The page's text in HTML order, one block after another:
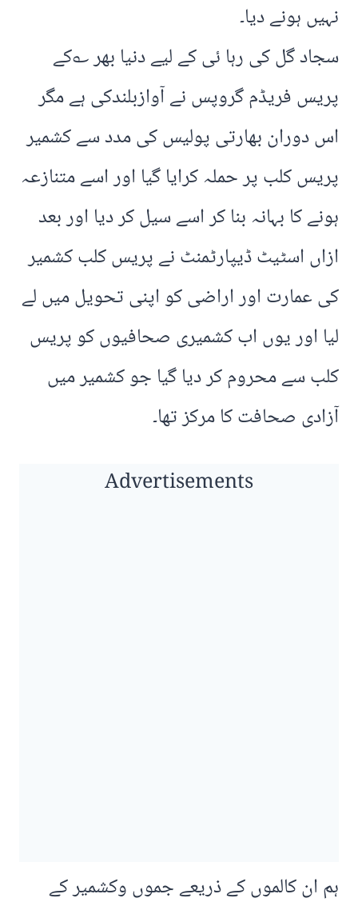
نہیں ہونے دیا۔
سجاد گل کی رہا ئی کے لیے دنیا بھر ؎کے
پریس فریڈم گروپس نے آوازبلندکی ہے مگر
اس دوران بھارتی پولیس کی مدد سے کشمیر
پریس کلب پر حملہ کرایا گیا اور اسے متنازعہ
ہونے کا بہانہ بنا کر اسے سیل کر دیا اور بعد
ازاں اسٹیٹ ڈیپارٹمنٹ نے پریس کلب کشمیر
کی عمارت اور اراضی کو اپنی تحویل میں لے
لیا اور یوں اب کشمیری صحافیوں کو پریس
کلب سے محروم کر دیا گیا جو کشمیر میں
آزادی صحافت کا مرکز تھا۔
Advertisements
ہم ان کالموں کے ذریعے جموں وکشمیر کے